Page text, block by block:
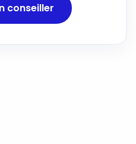
conseiller